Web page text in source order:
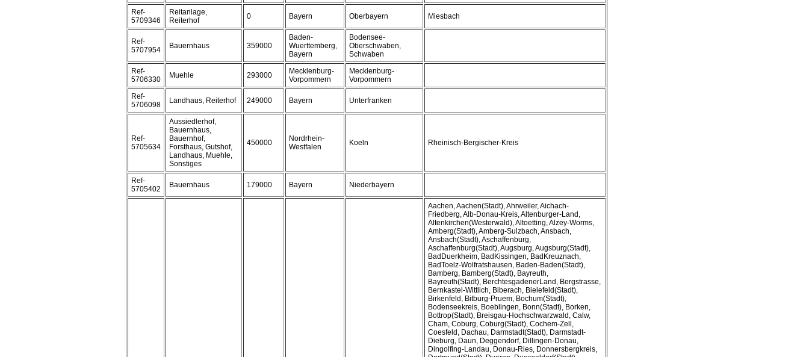
Ref-
5709346
Reitanlage,
Reiterhof
0 Bayern Oberbayern Miesbach
Ref-
5707954
Bauernhaus 359000
Baden-
Wuerttemberg,
Bayern
Bodensee-
Oberschwaben,
Schwaben
Ref-
5706330
Muehle 293000
Mecklenburg-
Vorpommern
Mecklenburg-
Vorpommern
Ref-
5706098
Landhaus, Reiterhof 249000 Bayern Unterfranken
Ref-
5705634
Aussiedlerhof,
Bauernhaus,
Bauernhof,
Forsthaus, Gutshof,
Landhaus, Muehle,
Sonstiges
450000
Nordrhein-
Westfalen
Koeln Rheinisch-Bergischer-Kreis
Ref-
5705402
Bauernhaus 179000 Bayern Niederbayern
Aachen, Aachen(Stadt), Ahrweiler, Aichach-
Friedberg, Alb-Donau-Kreis, Altenburger-Land,
Altenkirchen(Westerwald), Altoetting, Alzey-Worms,
Amberg(Stadt), Amberg-Sulzbach, Ansbach,
Ansbach(Stadt), Aschaffenburg,
Aschaffenburg(Stadt), Augsburg, Augsburg(Stadt),
BadDuerkheim, BadKissingen, BadKreuznach,
BadToelz-Wolfratshausen, Baden-Baden(Stadt),
Bamberg, Bamberg(Stadt), Bayreuth,
Bayreuth(Stadt), BerchtesgadenerLand, Bergstrasse,
Bernkastel-Wittlich, Biberach, Bielefeld(Stadt),
Birkenfeld, Bitburg-Pruem, Bochum(Stadt),
Bodenseekreis, Boeblingen, Bonn(Stadt), Borken,
Bottrop(Stadt), Breisgau-Hochschwarzwald, Calw,
Cham, Coburg, Coburg(Stadt), Cochem-Zell,
Coesfeld, Dachau, Darmstadt(Stadt), Darmstadt-
Dieburg, Daun, Deggendorf, Dillingen-Donau,
Dingolfing-Landau, Donau-Ries, Donnersbergkreis,